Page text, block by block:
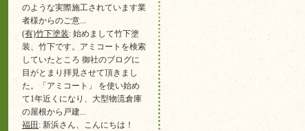
のような実際施工されています業
者様からのご意...
(有)竹下塗装: 始めまして竹下塗
装、竹下です。アミコートを検索
していたところ 御社のブログに
目がとまり拝見させて頂きまし
た。「アミコート」 を使い始め
て1年近くになり、大型物流倉庫
の屋根から戸建...
福田 : 新浜さん、こんにちは！